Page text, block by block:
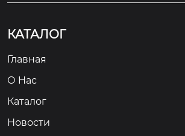
КАТАЛОГ
Главная
О Hас
Каталог
Новости